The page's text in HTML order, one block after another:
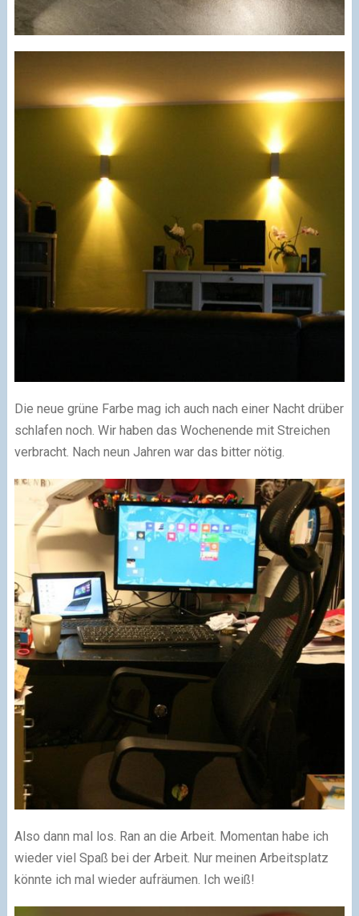
Die neue grüne Farbe mag ich auch nach einer Nacht drüber
schlafen noch. Wir haben das Wochenende mit Streichen
verbracht. Nach neun Jahren war das bitter nötig.
Also dann mal los. Ran an die Arbeit. Momentan habe ich
wieder viel Spaß bei der Arbeit. Nur meinen Arbeitsplatz
könnte ich mal wieder aufräumen. Ich weiß!